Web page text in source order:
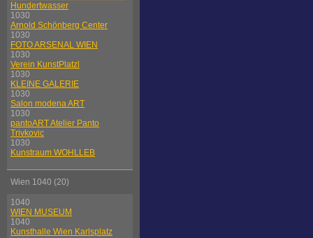
Hundertwasser
1030
Arnold Schönberg Center
1030
FOTO ARSENAL WIEN
1030
Verein KunstPlatzl
1030
KLEINE GALERIE
1030
Salon modena ART
1030
pantoART Atelier Panto
Trivkovic
1030
Kunstraum WOHLLEB
Wien 1040 (20)
1040
WIEN MUSEUM
1040
Kunsthalle Wien Karlsplatz